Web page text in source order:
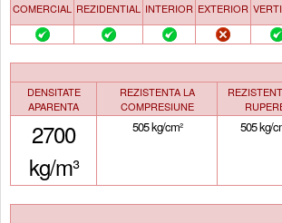
COMERCIAL
REZIDENTIAL INTERIOR EXTERIOR
DENSITATE
APARENTA
REZISTENTA LA
COMPRESIUNE
2700
kg/m³
505 kg/cm² 505 kg/